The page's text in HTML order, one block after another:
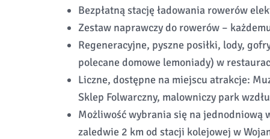
Bezpłatną stację ładowania rowerów
Zestaw naprawczy do rowerów –
Regeneracyjne, pyszne posiłki, lody,
polecane domowe lemoniady) w
Liczne, dostępne na miejscu atrakcje:
Sklep Folwarczny, malowniczy park
Możliwość wybrania się na jednodniową
zaledwie 2 km od stacji kolejowej w